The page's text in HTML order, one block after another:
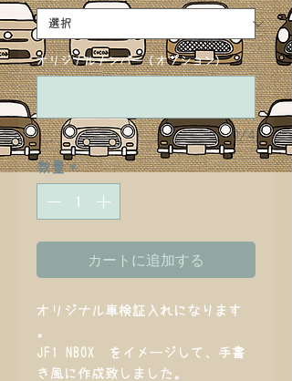
オリジナルナンバー (オプション)
0/4
数量 *
カートに追加する
オリジナル車検証入れになります
。
JF1 NBOX をイメージして、手書
き風に作成致しました。